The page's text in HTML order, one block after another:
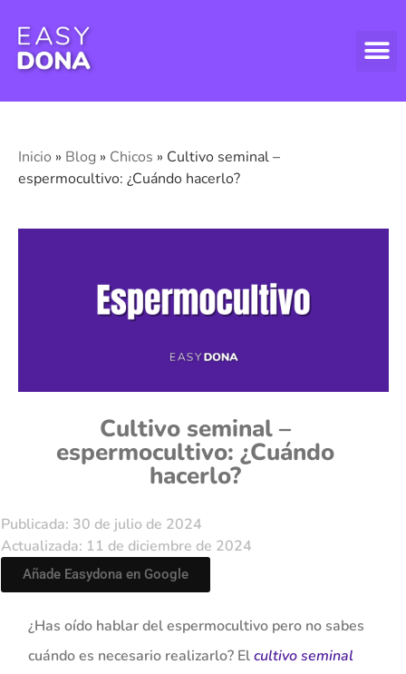
Inicio » Blog » Chicos » Cultivo seminal –
espermocultivo: ¿Cuándo hacerlo?
Cultivo seminal –
espermocultivo: ¿Cuándo
hacerlo?
Publicada: 30 de julio de 2024
Actualizada: 11 de diciembre de 2024
Añade Easydona en Google
¿Has oído hablar del espermocultivo pero no sabes
cuándo es necesario realizarlo? Elcultivo seminal